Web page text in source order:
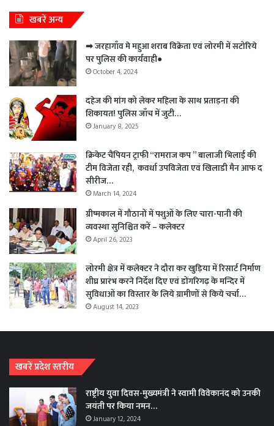
खबरें अन्य
➡ जरहागाँव मे महुआ शराब विक्रेता एवं लोरमी में सटोरिये
पर पुलिस की कार्यवाही●
October 4, 2024
दहेज की मांग को लेकर महिला के साथ प्रताड़ना की
शिकायत! पुलिस जाँच में जुटी…
January 8, 2025
क्रिकेट चैंपियन ट्राफी “रामराज कप ” बालाजी भिलाई की
टीम विजेता रही, कवर्धा उपविजेता एवं खिलाडी मैन आफ द
सीरीज…
March 14, 2024
ग्रीष्मकाल में गौठानों में पशुओं के लिए चारा-पानी की
व्यवस्था सुनिश्चित करें – कलेक्टर
April 26, 2023
लोरमी क्षेत्र में कलेक्टर ने दौरा कर खुड़िया में रिसार्ट निर्माण
शीघ्र प्रारंभ करने निर्देश दिए एवं डोंगरिगढ़ के मन्दिर में
सुविधाओं का विस्तार के लिये ग्रामीणों से किये चर्चा…
August 14, 2023
खबरें प्रदेश स्तरीय
राष्ट्रीय युवा दिवस-मुख्यमंत्री ने स्वामी विवेकानंद को उनकी
जयंती पर किया नमन…
January 12, 2024